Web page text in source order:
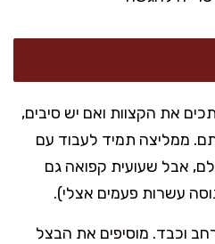
את הקצוות ואם יש סיבים,
ממליצה תמיד לעבוד עם
אבל שעועית קפואה גם
עשרות פעמים אצלי).
וכבד. מוסיפים את הבצל